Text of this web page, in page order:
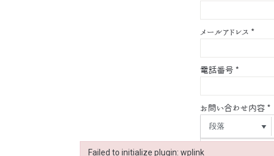
メールアドレス *
電話番号 *
お問い合わせ内容 *
段落
Failed to initialize plugin: wplink